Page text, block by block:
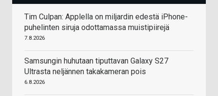
Tim Culpan: Applella on miljardin edestä iPhone-
puhelinten siruja odottamassa muistipiirejä
7.8.2026
Samsungin huhutaan tiputtavan Galaxy S27
Ultrasta neljännen takakameran pois
6.8.2026